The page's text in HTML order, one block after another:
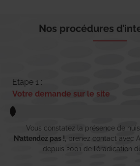
Nos procédures
Etape 1 :
Votre demande sur le site
Vous constatez la présence de
N’attendez pas ! , prenez contact avec
depuis 2001 de l’éradication